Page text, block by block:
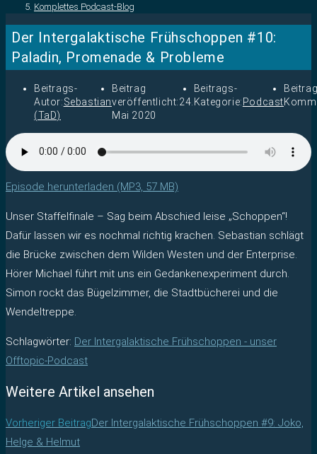
Komplettes Podcast-Blog
Der Intergalaktische Frühschoppen #10:
Paladin, Promenade & Probleme
Beitrags-
Autor:Sebastian
(TaD)
Beitrag
veröffentlicht:24.
Mai 2020
Beitrags-
Kategorie: Podcast
Episode herunterladen (MP3, 57 MB)
Unser Staffelfinale – Sag beim Abschied leise „Schoppen“!
Dafür lassen wir es nochmal richtig krachen. Sebastian schlägt
die Brücke zwischen dem Wilden Westen und der Enterprise.
Hörer Michael führt mit uns ein Gedankenexperiment durch.
Simon rockt das Bügelzimmer, die Stadtbücherei und die
Wendeltreppe.
Schlagwörter: Der Intergalaktische Frühschoppen - unser
Offtopic-Podcast
Weitere Artikel ansehen
Vorheriger BeitragDer Intergalaktische Frühschoppen #9: Joko,
Helge & Helmut